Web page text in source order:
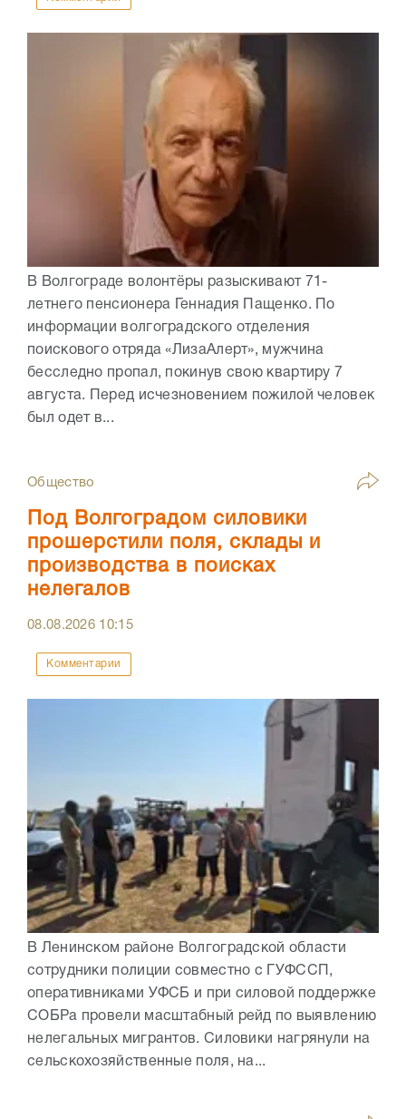
В Волгограде волонтёры разыскивают 71-
летнего пенсионера Геннадия Пащенко. По
информации волгоградского отделения
поискового отряда «ЛизаАлерт», мужчина
бесследно пропал, покинув свою квартиру 7
августа. Перед исчезновением пожилой человек
был одет в...
Общество
Под Волгоградом силовики
прошерстили поля, склады и
производства в поисках
нелегалов
08.08.2026 10:15
Комментарии
В Ленинском районе Волгоградской области
сотрудники полиции совместно с ГУФССП,
оперативниками УФСБ и при силовой поддержке
СОБРа провели масштабный рейд по выявлению
нелегальных мигрантов. Силовики нагрянули на
сельскохозяйственные поля, на...